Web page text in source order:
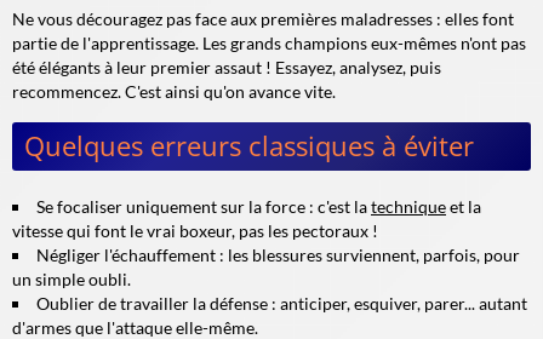
Ne vous découragez pas face aux premières maladresses : elles font
partie de l'apprentissage. Les grands champions eux-mêmes n'ont pas
été élégants à leur premier assaut ! Essayez, analysez, puis
recommencez. C'est ainsi qu'on avance vite.
Quelques erreurs classiques à éviter
Se focaliser uniquement sur la force : c'est latechniqueet la
vitesse qui font le vrai boxeur, pas les pectoraux !
Négliger l'échauffement : les blessures surviennent, parfois, pour
un simple oubli.
Oublier de travailler la défense : anticiper, esquiver, parer... autant
d'armes que l'attaque elle-même.